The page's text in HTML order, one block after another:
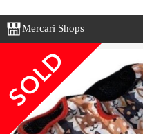
Mercari Shops